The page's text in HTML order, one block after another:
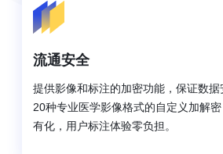
流通安全
提供影像和标注的加密功能，保证数据
20种专业医学影像格式的自定义加解
有化，用户标注体验零负担。